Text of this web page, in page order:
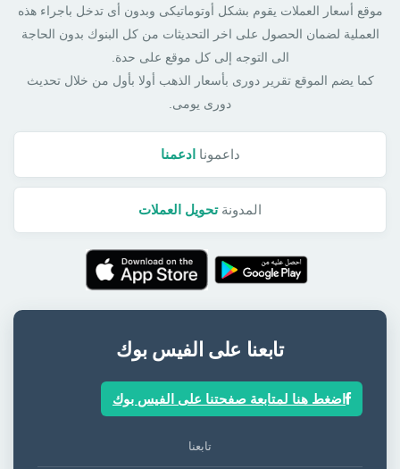
موقع أسعار العملات يقوم بشكل أوتوماتيكى وبدون أى تدخل باجراء هذه
العملية لضمان الحصول على اخر التحديثات من كل البنوك بدون الحاجة
الى التوجه إلى كل موقع على حدة.
كما يضم الموقع تقرير دورى بأسعار الذهب أولا بأول من خلال تحديث
دورى يومى.
داعمونا ادعمنا
المدونةتحويل العملات
تابعنا على الفيس بوك
اضغط هنا لمتابعة صفحتنا على الفيس بوك
تابعنا